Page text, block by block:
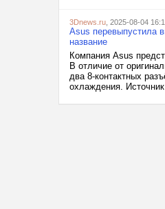
3Dnews.ru , 2025-08-04
Asus перевыпустила
название
Компания Asus
В отличие от
два 8-контактных
охлаждения.